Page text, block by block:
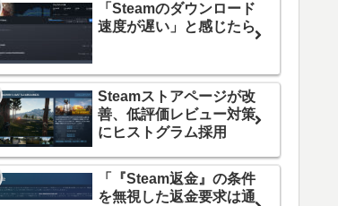
「Steamのダウンロード
速度が遅い」と感じたら
Steamストアページが改
善、低評価レビュー対策
にヒストグラム採用
「『Steam返金』の条件
を無視した返金要求は通